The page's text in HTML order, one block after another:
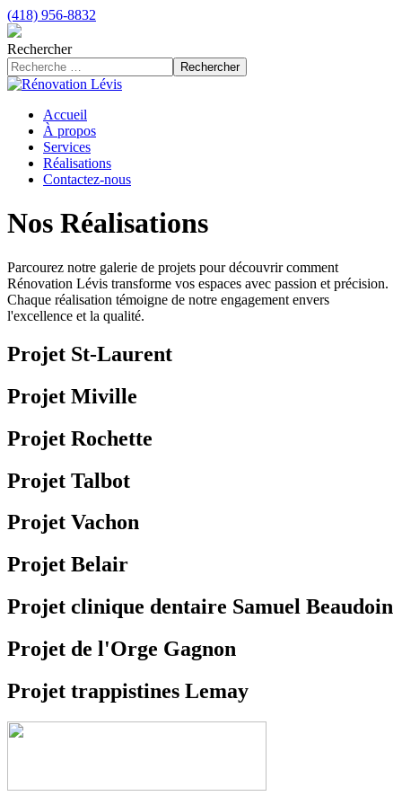
(418) 956-8832
Rechercher
Rechercher
Accueil
À propos
Services
Réalisations
Contactez-nous
Nos Réalisations
Parcourez notre galerie de projets pour découvrir comment
Rénovation Lévis transforme vos espaces avec passion et précision.
Chaque réalisation témoigne de notre engagement envers
l'excellence et la qualité.
Projet St-Laurent
Projet Miville
Projet Rochette
Projet Talbot
Projet Vachon
Projet Belair
Projet clinique dentaire Samuel Beaudoin
Projet de l'Orge Gagnon
Projet trappistines Lemay